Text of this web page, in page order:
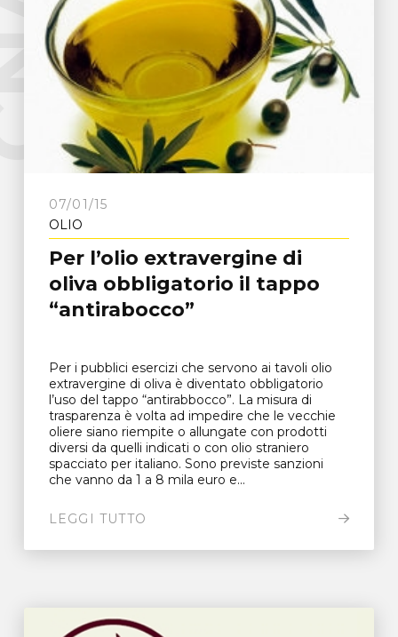
07/01/15
OLIO
Per l’olio extravergine di
oliva obbligatorio il tappo
“antirabocco”
Per i pubblici esercizi che servono ai tavoli olio
extravergine di oliva è diventato obbligatorio
l’uso del tappo “antirabbocco”. La misura di
trasparenza è volta ad impedire che le vecchie
oliere siano riempite o allungate con prodotti
diversi da quelli indicati o con olio straniero
spacciato per italiano. Sono previste sanzioni
che vanno da 1 a 8 mila euro e...
LEGGI TUTTO